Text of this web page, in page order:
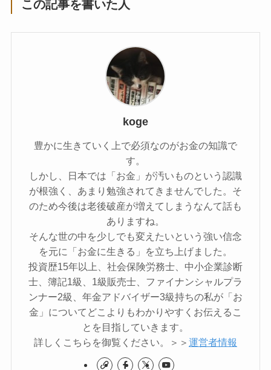
この記事を書いた人
koge
豊かに生きていく上で必須なのがお金の知識で
す。
しかし、日本では「お金」が汚いものという認識
が根強く、あまり勉強されてきませんでした。そ
のため今後は老後破産が増えてしまうなんて話も
ありますね。
そんな世の中を少しでも変えたいという強い信念
を元に「お金に生きる」を立ち上げました。
投資歴15年以上、社会保険労務士、中小企業診断
士、簿記1級、1級販売士、ファイナンシャルプラ
ンナー2級、年金アドバイザー3級持ちの私が「お
金」についてどこよりもわかりやすくお伝えるこ
とを目指していきます。
詳しくこちらを御覧ください。＞＞ 運営者情報